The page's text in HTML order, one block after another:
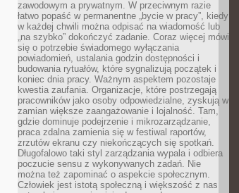
zawodowym a prywatnym. W przeciwnym razie
łatwo popaść w permanentne „bycie w pracy”, kiedy
w każdej chwili można odpisać na wiadomość lub
„na szybko” dokończyć zadanie. Coraz więcej mówi
się o potrzebie świadomego wyłączania
powiadomień, ustalania godzin dostępności i
budowania rytuałów, które sygnalizują początek i
koniec dnia pracy. Ważnym aspektem pozostaje
kwestia zaufania. Organizacje, które postrzegają
pracowników jako osoby odpowiedzialne, zyskują w
zamian większe zaangażowanie i lojalność. Tam,
gdzie dominuje podejrzenie i mikrozarządzanie,
praca zdalna zamienia się w festiwal raportów,
zrzutów ekranu czy niekończących się spotkań.
Długofalowo taki styl zarządzania wypala i odbiera
poczucie sensu z wykonywanych zadań. Nie
można też zapominać o aspekcie społecznym.
Człowiek jest istotą społeczną i większość z nas